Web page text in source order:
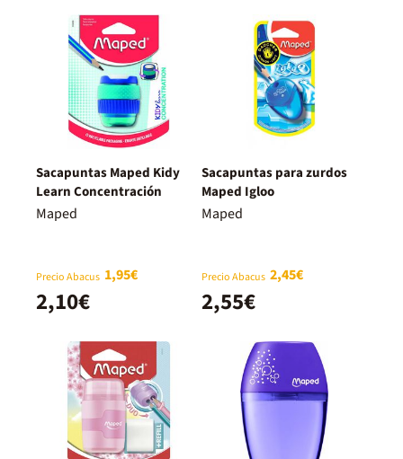
Sacapuntas Maped Kidy
Learn Concentración
Maped
Precio Abacus 1,95€
2,10€
Sacapuntas para zurdos
Maped Igloo
Maped
Precio Abacus 2,45€
2,55€